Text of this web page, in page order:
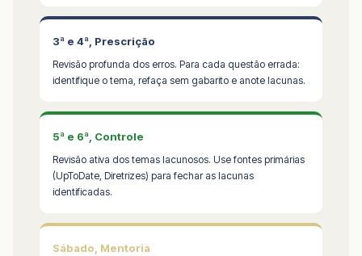
3ª e 4ª, Prescrição
Revisão profunda dos erros. Para cada questão errada:
identifique o tema, refaça sem gabarito e anote lacunas.
5ª e 6ª, Controle
Revisão ativa dos temas lacunosos. Use fontes primárias
(UpToDate, Diretrizes) para fechar as lacunas
identificadas.
Sábado, Mentoria